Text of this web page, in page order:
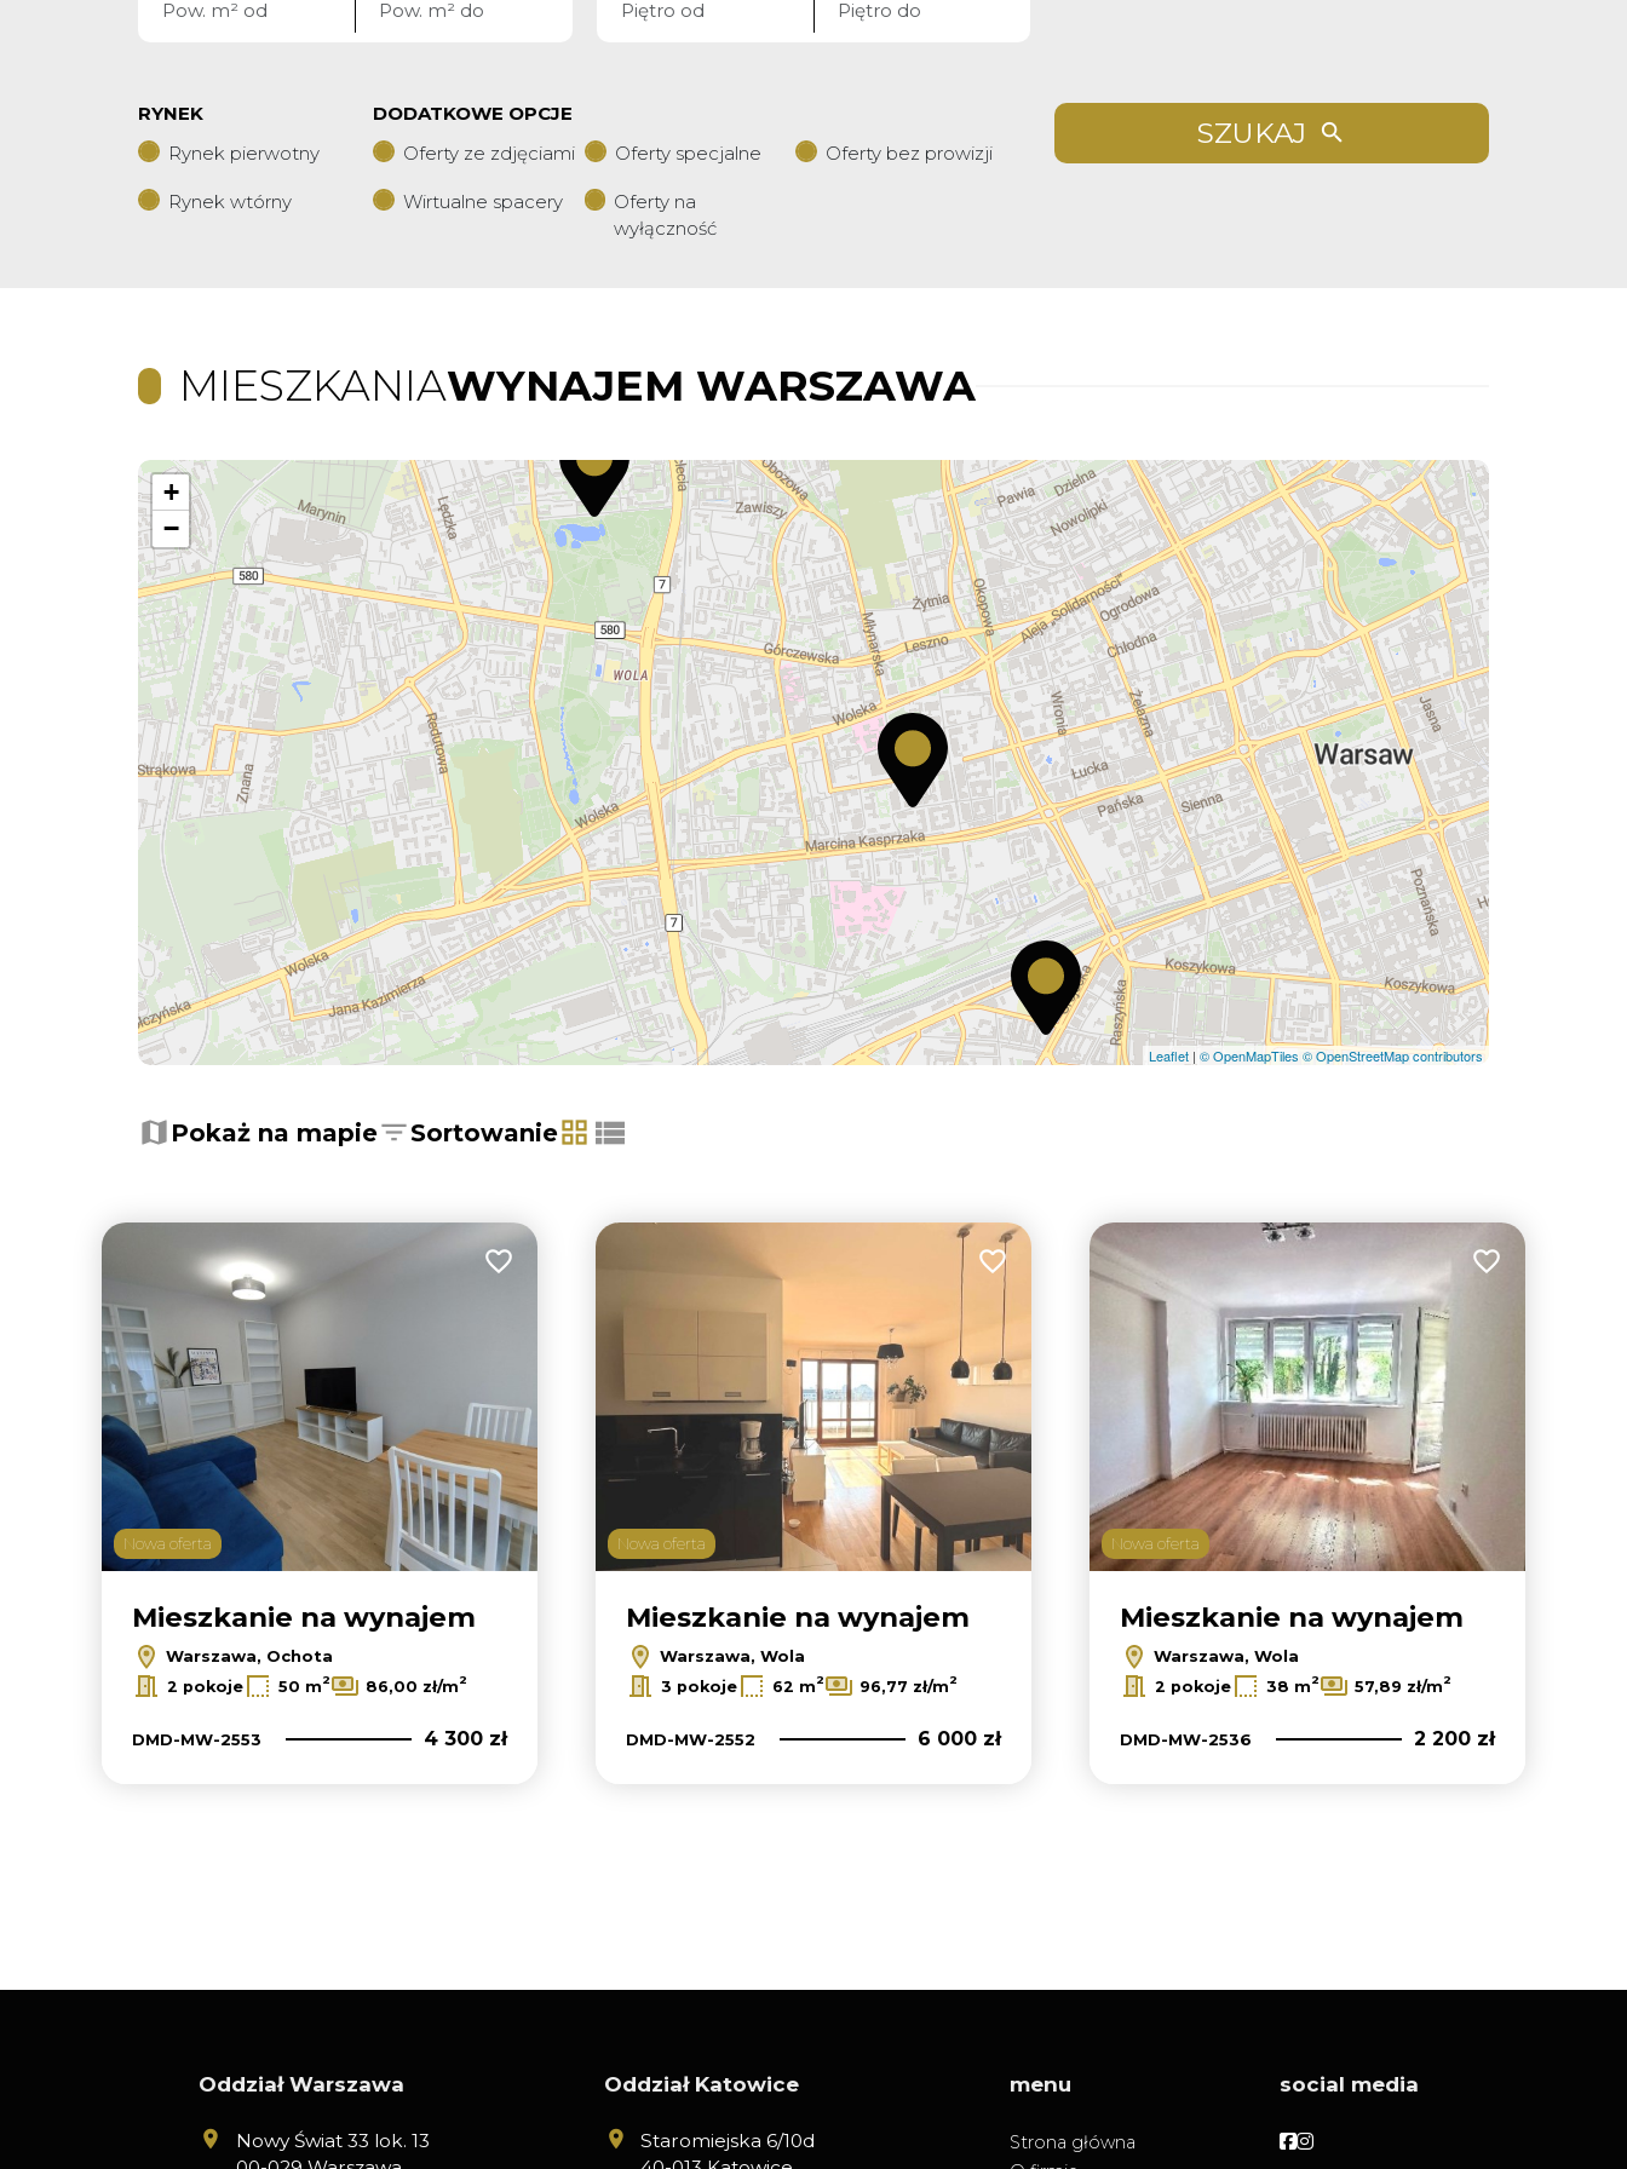
RYNEK
Rynek pierwotny
Rynek wtórny
DODATKOWE OPCJE
Oferty ze zdjęciami
Oferty specjalne Oferty bez prowizji
Wirtualne spacery
Oferty na
wyłączność
SZUKAJ
MIESZKANIAWYNAJEM WARSZAWA
+
−
Leaflet | © OpenMapTiles © OpenStreetMap contributors
Pokaż na mapie Sortowanie
tabela
lista
Nowa oferta
Dodaj do ulubionych
Mieszkanie na wynajem
Warszawa, Ochota
2 pokoje 50 m2 86,00 zł/m2
DMD-MW-2553 4 300 zł
Nowa oferta
Dodaj do ulubionych
Mieszkanie na wynajem
Warszawa, Wola
3 pokoje 62 m2 96,77 zł/m2
DMD-MW-2552 6 000 zł
Nowa oferta
Dodaj do
Mieszkanie na wynajem
Warszawa, Wola
2 pokoje 38 m2 57,89 zł/m2
DMD-MW-2536 2 200 zł
Oddział Warszawa
Nowy Świat 33 lok. 13
Oddział Katowice
Staromiejska 6/10d
menu
Strona główna
social media
Facebook
Facebook